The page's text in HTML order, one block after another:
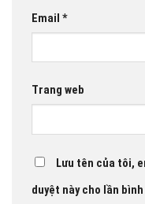
Email *
Trang web
Lưu tên của tôi,
duyệt này cho lần